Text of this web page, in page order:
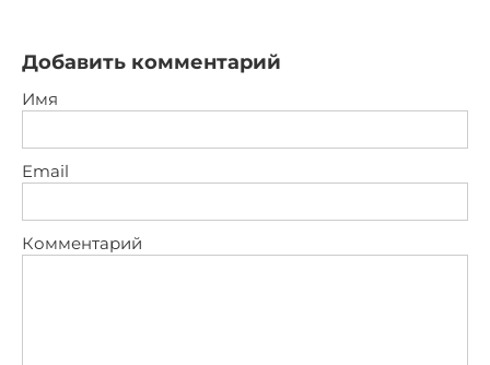
Добавить комментарий
Имя
Email
Комментарий